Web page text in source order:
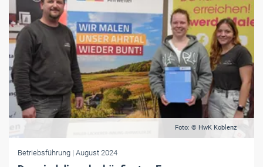
Foto: © HwK Koblenz
Betriebsführung | August 2024